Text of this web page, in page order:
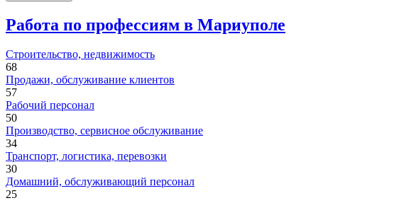
Работа по профессиям в Мариуполе
Строительство, недвижимость
68
Продажи, обслуживание клиентов
57
Рабочий персонал
50
Производство, сервисное обслуживание
34
Транспорт, логистика, перевозки
30
Домашний, обслуживающий персонал
25